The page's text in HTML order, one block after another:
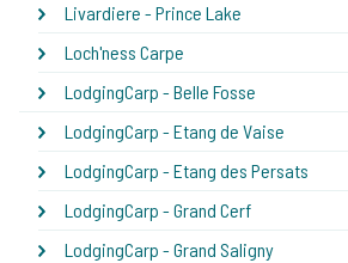
Livardiere - Prince Lake
Loch'ness Carpe
LodgingCarp - Belle Fosse
LodgingCarp - Etang de Vaise
LodgingCarp - Etang des Persats
LodgingCarp - Grand Cerf
LodgingCarp - Grand Saligny